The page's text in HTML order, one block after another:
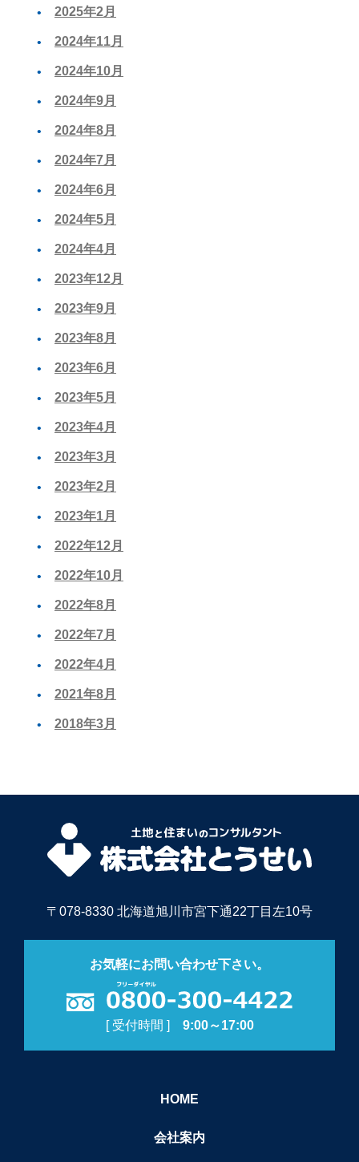
2025年2月
2024年11月
2024年10月
2024年9月
2024年8月
2024年7月
2024年6月
2024年5月
2024年4月
2023年12月
2023年9月
2023年8月
2023年6月
2023年5月
2023年4月
2023年3月
2023年2月
2023年1月
2022年12月
2022年10月
2022年8月
2022年7月
2022年4月
2021年8月
2018年3月
〒078-8330 北海道旭川市宮下通22丁目左10号
お気軽にお問い合わせ下さい。
[ 受付時間 ] 9:00～17:00
HOME
会社案内